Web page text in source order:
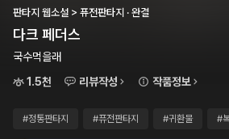
판타지 웹소설 > 퓨전판타지 · 완결
다크 페더스
국수먹을래
1.5천
리뷰작성 작품정보
#정통판타지 #퓨전판타지 #귀환물 #